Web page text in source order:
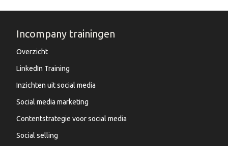
Incompany trainingen
Overzicht
LinkedIn Training
Inzichten uit social media
Social media marketing
Contentstrategie voor social media
Social selling